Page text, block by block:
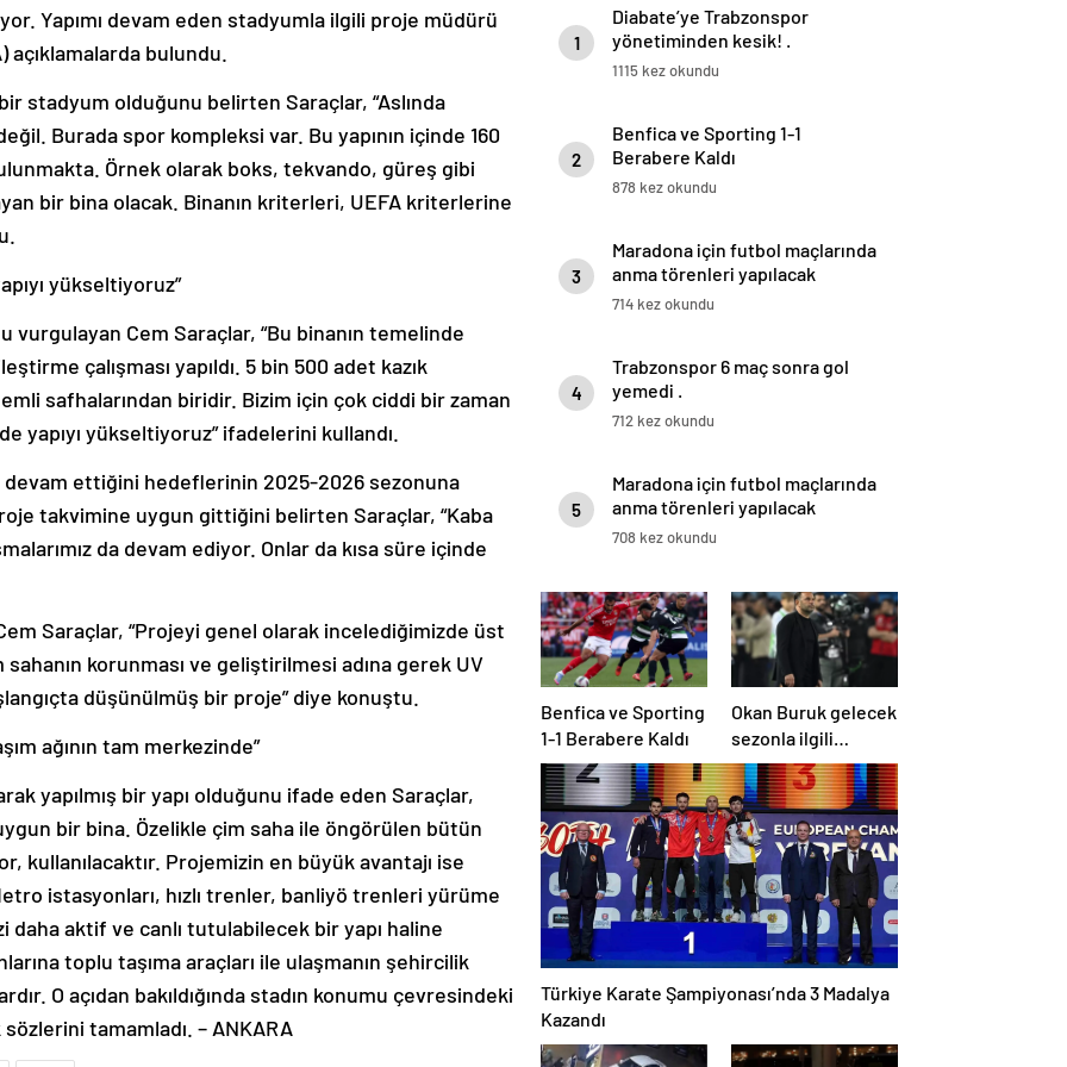
Yapımı devam eden stadyumla ilgili proje müdürü
açıklamalarda bulundu.
stadyum olduğunu belirten Saraçlar, “Aslında
Burada spor kompleksi var. Bu yapının içinde 160
Örnek olarak boks, tekvando, güreş gibi
bir bina olacak. Binanın kriterleri, UEFA kriterlerine
yükseltiyoruz”
vurgulayan Cem Saraçlar, “Bu binanın temelinde
çalışması yapıldı. 5 bin 500 adet kazık
safhalarından biridir. Bizim için çok ciddi bir zaman
yapıyı yükseltiyoruz” ifadelerini kullandı.
devam ettiğini hedeflerinin 2025-2026 sezonuna
takvimine uygun gittiğini belirten Saraçlar, “Kaba
da devam ediyor. Onlar da kısa süre içinde
Saraçlar, “Projeyi genel olarak incelediğimizde üst
korunması ve geliştirilmesi adına gerek UV
düşünülmüş bir proje” diye konuştu.
ağının tam merkezinde”
yapılmış bir yapı olduğunu ifade eden Saraçlar,
bir bina. Özelikle çim saha ile öngörülen bütün
kullanılacaktır. Projemizin en büyük avantajı ise
istasyonları, hızlı trenler, banliyö trenleri yürüme
aktif ve canlı tutulabilecek bir yapı haline
toplu taşıma araçları ile ulaşmanın şehircilik
O açıdan bakıldığında stadın konumu çevresindeki
tamamladı. – ANKARA
1
Diabate’ye Trabzonspor
yönetiminden kesik! .
1115 kez okundu
2
Benfica ve Sporting 1-1
Berabere Kaldı
878 kez okundu
3
Maradona için futbol maçlarında
anma törenleri yapılacak
714 kez okundu
4
Trabzonspor 6 maç sonra gol
yemedi .
712 kez okundu
5
Maradona için futbol maçlarında
anma törenleri yapılacak
708 kez okundu
Benfica ve Sporting
1-1 Berabere Kaldı
Okan Buruk gelecek
sezonla ilgili
ipucunu verdi: Bu
sene 3, seneye de 4
Türkiye Karate Şampiyonası’nda 3 Madalya
Kazandı